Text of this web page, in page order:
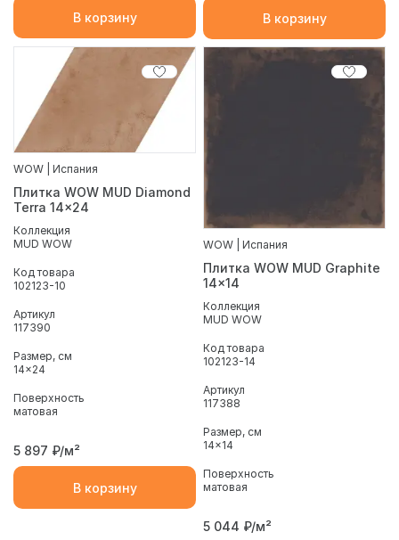
В корзину В корзину
WOW | Испания
Плитка WOW MUD Diamond
Terra 14x24
Коллекция
MUD WOW
Код товара
102123-10
Артикул
117390
Размер, см
14x24
Поверхность
матовая
5 897 ₽/м²
В корзину
WOW | Испания
Плитка WOW MUD Graphite
14x14
Коллекция
MUD WOW
Код товара
102123-14
Артикул
117388
Размер, см
14x14
Поверхность
матовая
5 044 ₽/м²